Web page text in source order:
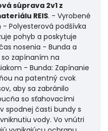
súprava 2v1 z
REIS. - Vyrobené
- Polyesterová podšívka
pohyb a poskytuje
nosenia - Bunda a
zapínaním na
- Bunda: Zapínanie
na patentný cvok
aby sa zabránilo
so sťahovacími
spodnej časti bundy s
vody. Vo vnútri